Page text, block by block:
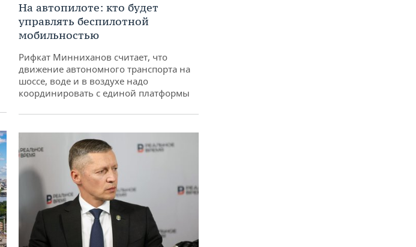
На автопилоте: кто будет
управлять беспилотной
мобильностью
Рифкат Минниханов считает, что
движение автономного транспорта на
шоссе, воде и в воздухе надо
координировать с единой платформы